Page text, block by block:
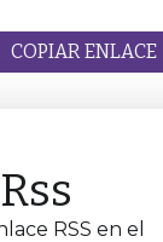
COPIAR ENLACE
RSS en el